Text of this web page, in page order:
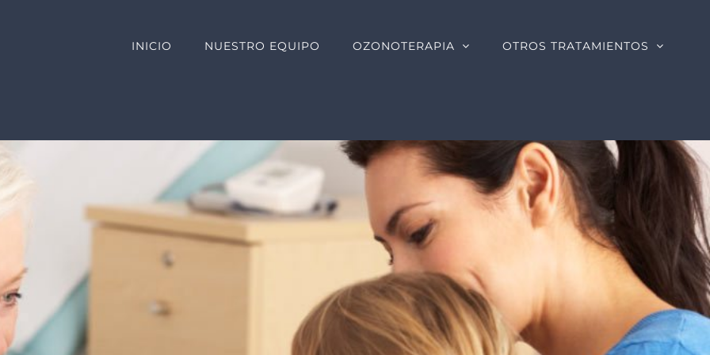
INICIO NUESTRO EQUIPO OZONOTERAPIA OTROS TRATAMIENTOS